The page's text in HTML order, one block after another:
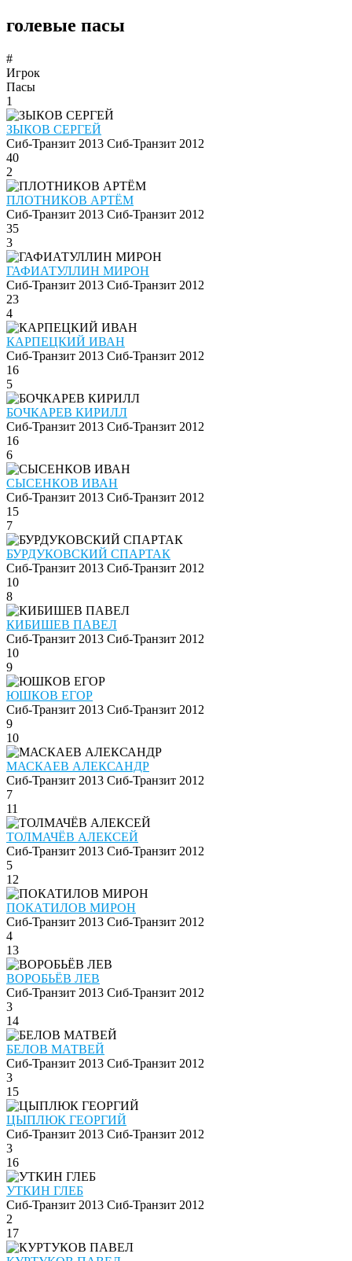
голевые пасы
#
Игрок
Пасы
1
ЗЫКОВ СЕРГЕЙ
Сиб-Транзит 2013 Сиб-Транзит 2012
40
2
ПЛОТНИКОВ АРТЁМ
Сиб-Транзит 2013 Сиб-Транзит 2012
35
3
ГАФИАТУЛЛИН МИРОН
Сиб-Транзит 2013 Сиб-Транзит 2012
23
4
КАРПЕЦКИЙ ИВАН
Сиб-Транзит 2013 Сиб-Транзит 2012
16
5
БОЧКАРЕВ КИРИЛЛ
Сиб-Транзит 2013 Сиб-Транзит 2012
16
6
СЫСЕНКОВ ИВАН
Сиб-Транзит 2013 Сиб-Транзит 2012
15
7
БУРДУКОВСКИЙ СПАРТАК
Сиб-Транзит 2013 Сиб-Транзит 2012
10
8
КИБИШЕВ ПАВЕЛ
Сиб-Транзит 2013 Сиб-Транзит 2012
10
9
ЮШКОВ ЕГОР
Сиб-Транзит 2013 Сиб-Транзит 2012
9
10
МАСКАЕВ АЛЕКСАНДР
Сиб-Транзит 2013 Сиб-Транзит 2012
7
11
ТОЛМАЧЁВ АЛЕКСЕЙ
Сиб-Транзит 2013 Сиб-Транзит 2012
5
12
ПОКАТИЛОВ МИРОН
Сиб-Транзит 2013 Сиб-Транзит 2012
4
13
ВОРОБЬЁВ ЛЕВ
Сиб-Транзит 2013 Сиб-Транзит 2012
3
14
БЕЛОВ МАТВЕЙ
Сиб-Транзит 2013 Сиб-Транзит 2012
3
15
ЦЫПЛЮК ГЕОРГИЙ
Сиб-Транзит 2013 Сиб-Транзит 2012
3
16
УТКИН ГЛЕБ
Сиб-Транзит 2013 Сиб-Транзит 2012
2
17